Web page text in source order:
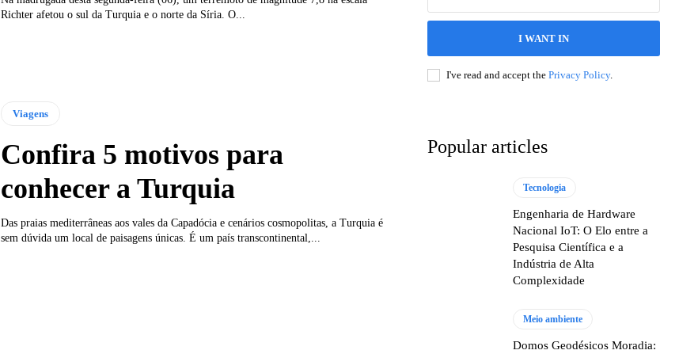
Richter afetou o sul da Turquia e o norte da Síria. O...
Viagens
Confira 5 motivos para
conhecer a Turquia
Das praias mediterrâneas aos vales da Capadócia e cenários cosmopolitas, a Turquia é
sem dúvida um local de paisagens únicas. É um país transcontinental,...
I WANT IN
I've read and accept the Privacy Policy.
Popular articles
Tecnologia
Engenharia de Hardware
Nacional IoT: O Elo entre a
Pesquisa Científica e a
Indústria de Alta
Complexidade
Meio ambiente
Domos Geodésicos Moradia: